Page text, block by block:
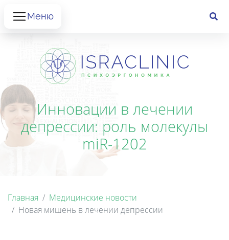
Меню
Инновации в лечении
депрессии: роль молекулы
miR-1202
Главная
Медицинские новости
Новая мишень в лечении депрессии